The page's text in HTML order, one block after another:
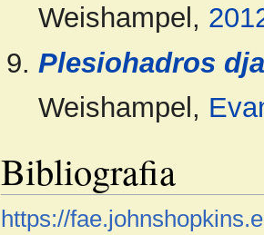
Weishampel,
Plesiohadros
Weishampel,
Bibliografia
https://